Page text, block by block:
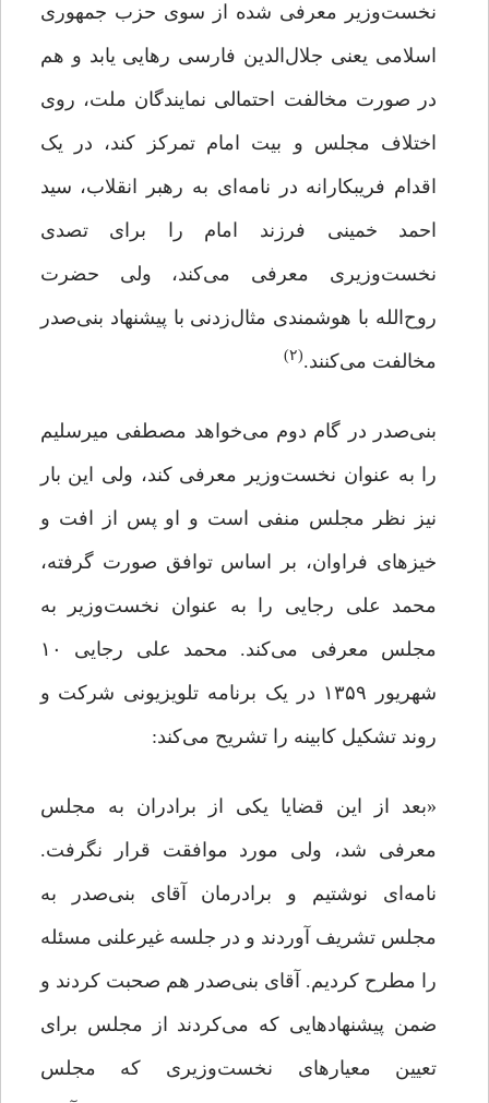
نخست‌وزیر معرفی شده از سوی حزب جمهوری
اسلامی یعنی جلال‌الدین فارسی رهایی یابد و هم
در صورت مخالفت احتمالی نمایندگان ملت، روی
اختلاف مجلس و بیت امام تمرکز کند، در یک
اقدام فریبکارانه در نامه‌ای به رهبر انقلاب، سید
احمد خمینی فرزند امام را برای تصدی
نخست‌وزیری معرفی می‌کند، ولی حضرت
روح‌الله با هوشمندی مثال‌زدنی با پیشنهاد بنی‌صدر
مخالفت می‌کنند.(۲)
بنی‌صدر در گام دوم می‌خواهد مصطفی میرسلیم
را به عنوان نخست‌وزیر معرفی کند، ولی این بار
نیز نظر مجلس منفی است و او پس از افت و
خیزهای فراوان، بر اساس توافق صورت گرفته،
محمد علی رجایی را به عنوان نخست‌وزیر به
مجلس معرفی می‌کند. محمد علی رجایی ۱۰
شهریور ۱۳۵۹ در یک برنامه تلویزیونی شرکت و
روند تشکیل کابینه را تشریح می‌کند:
«بعد از این قضایا یکی از برادران به مجلس
معرفی شد، ولی مورد موافقت قرار نگرفت.
نامه‌ای نوشتیم و برادرمان آقای بنی‌صدر به
مجلس تشریف آوردند و در جلسه غیرعلنی مسئله
را مطرح کردیم. آقای بنی‌صدر هم صحبت کردند و
ضمن پیشنهادهایی که می‌کردند از مجلس برای
تعیین معیارهای نخست‌وزیری که مجلس